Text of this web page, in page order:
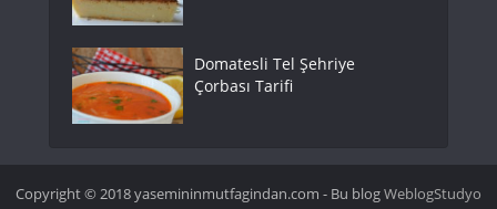
Domatesli Tel Şehriye
Çorbası Tarifi
Copyright © 2018 yasemininmutfagindan.com - Bu blogWeblogStudyo